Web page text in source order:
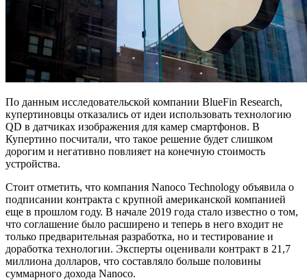
По данным исследовательской компании BlueFin Research,
купертиновцы отказались от идеи использовать технологию
QD в датчиках изображения для камер смартфонов. В
Купертино посчитали, что такое решение будет слишком
дорогим и негативно повлияет на конечную стоимость
устройства.
Стоит отметить, что компания Nanoco Technology объявила о
подписании контракта с крупной американской компанией
еще в прошлом году. В начале 2019 года стало известно о том,
что соглашение было расширено и теперь в него входит не
только предварительная разработка, но и тестирование и
доработка технологии. Эксперты оценивали контракт в 21,7
миллиона долларов, что составляло больше половины
суммарного дохода Nanoco.